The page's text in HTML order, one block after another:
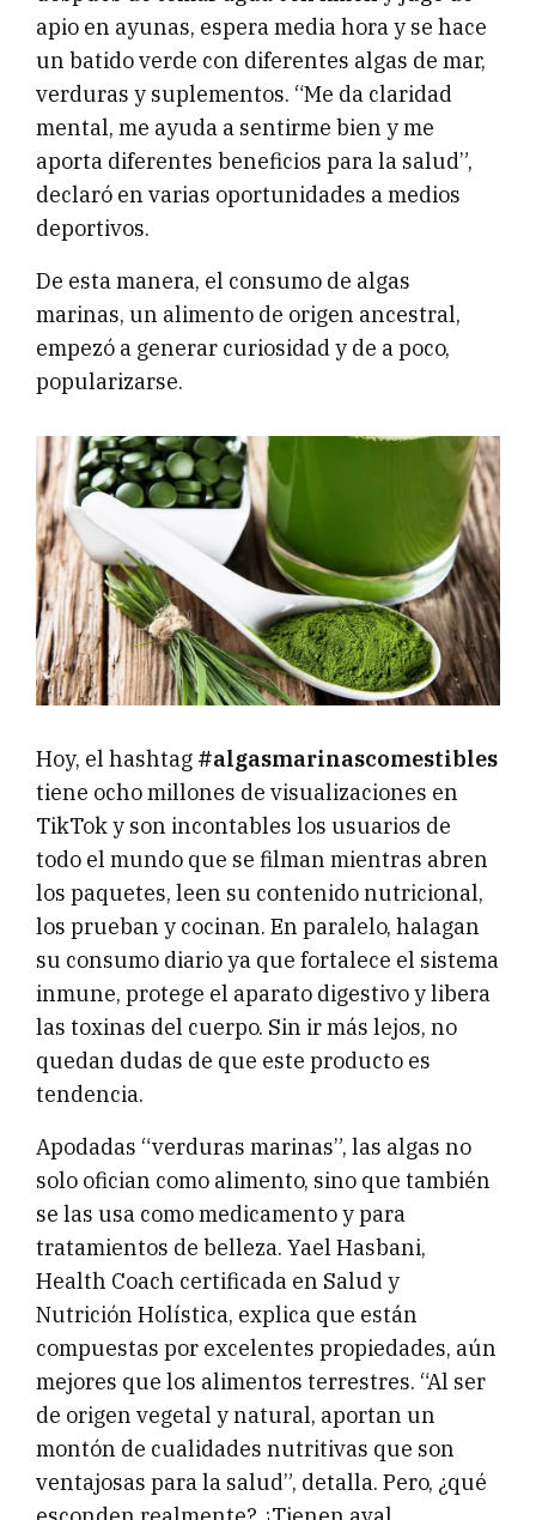
apio en ayunas, espera media hora y se hace
un batido verde con diferentes algas de mar,
verduras y suplementos. “Me da claridad
mental, me ayuda a sentirme bien y me
aporta diferentes beneficios para la salud”,
declaró en varias oportunidades a medios
deportivos.
De esta manera, el consumo de algas
marinas, un alimento de origen ancestral,
empezó a generar curiosidad y de a poco,
popularizarse.
Hoy, el hashtag #algasmarinascomestibles
tiene ocho millones de visualizaciones en
TikTok y son incontables los usuarios de
todo el mundo que se filman mientras abren
los paquetes, leen su contenido nutricional,
los prueban y cocinan. En paralelo, halagan
su consumo diario ya que fortalece el sistema
inmune, protege el aparato digestivo y libera
las toxinas del cuerpo. Sin ir más lejos, no
quedan dudas de que este producto es
tendencia.
Apodadas “verduras marinas”, las algas no
solo ofician como alimento, sino que también
se las usa como medicamento y para
tratamientos de belleza. Yael Hasbani,
Health Coach certificada en Salud y
Nutrición Holística, explica que están
compuestas por excelentes propiedades, aún
mejores que los alimentos terrestres. “Al ser
de origen vegetal y natural, aportan un
montón de cualidades nutritivas que son
ventajosas para la salud”, detalla. Pero, ¿qué